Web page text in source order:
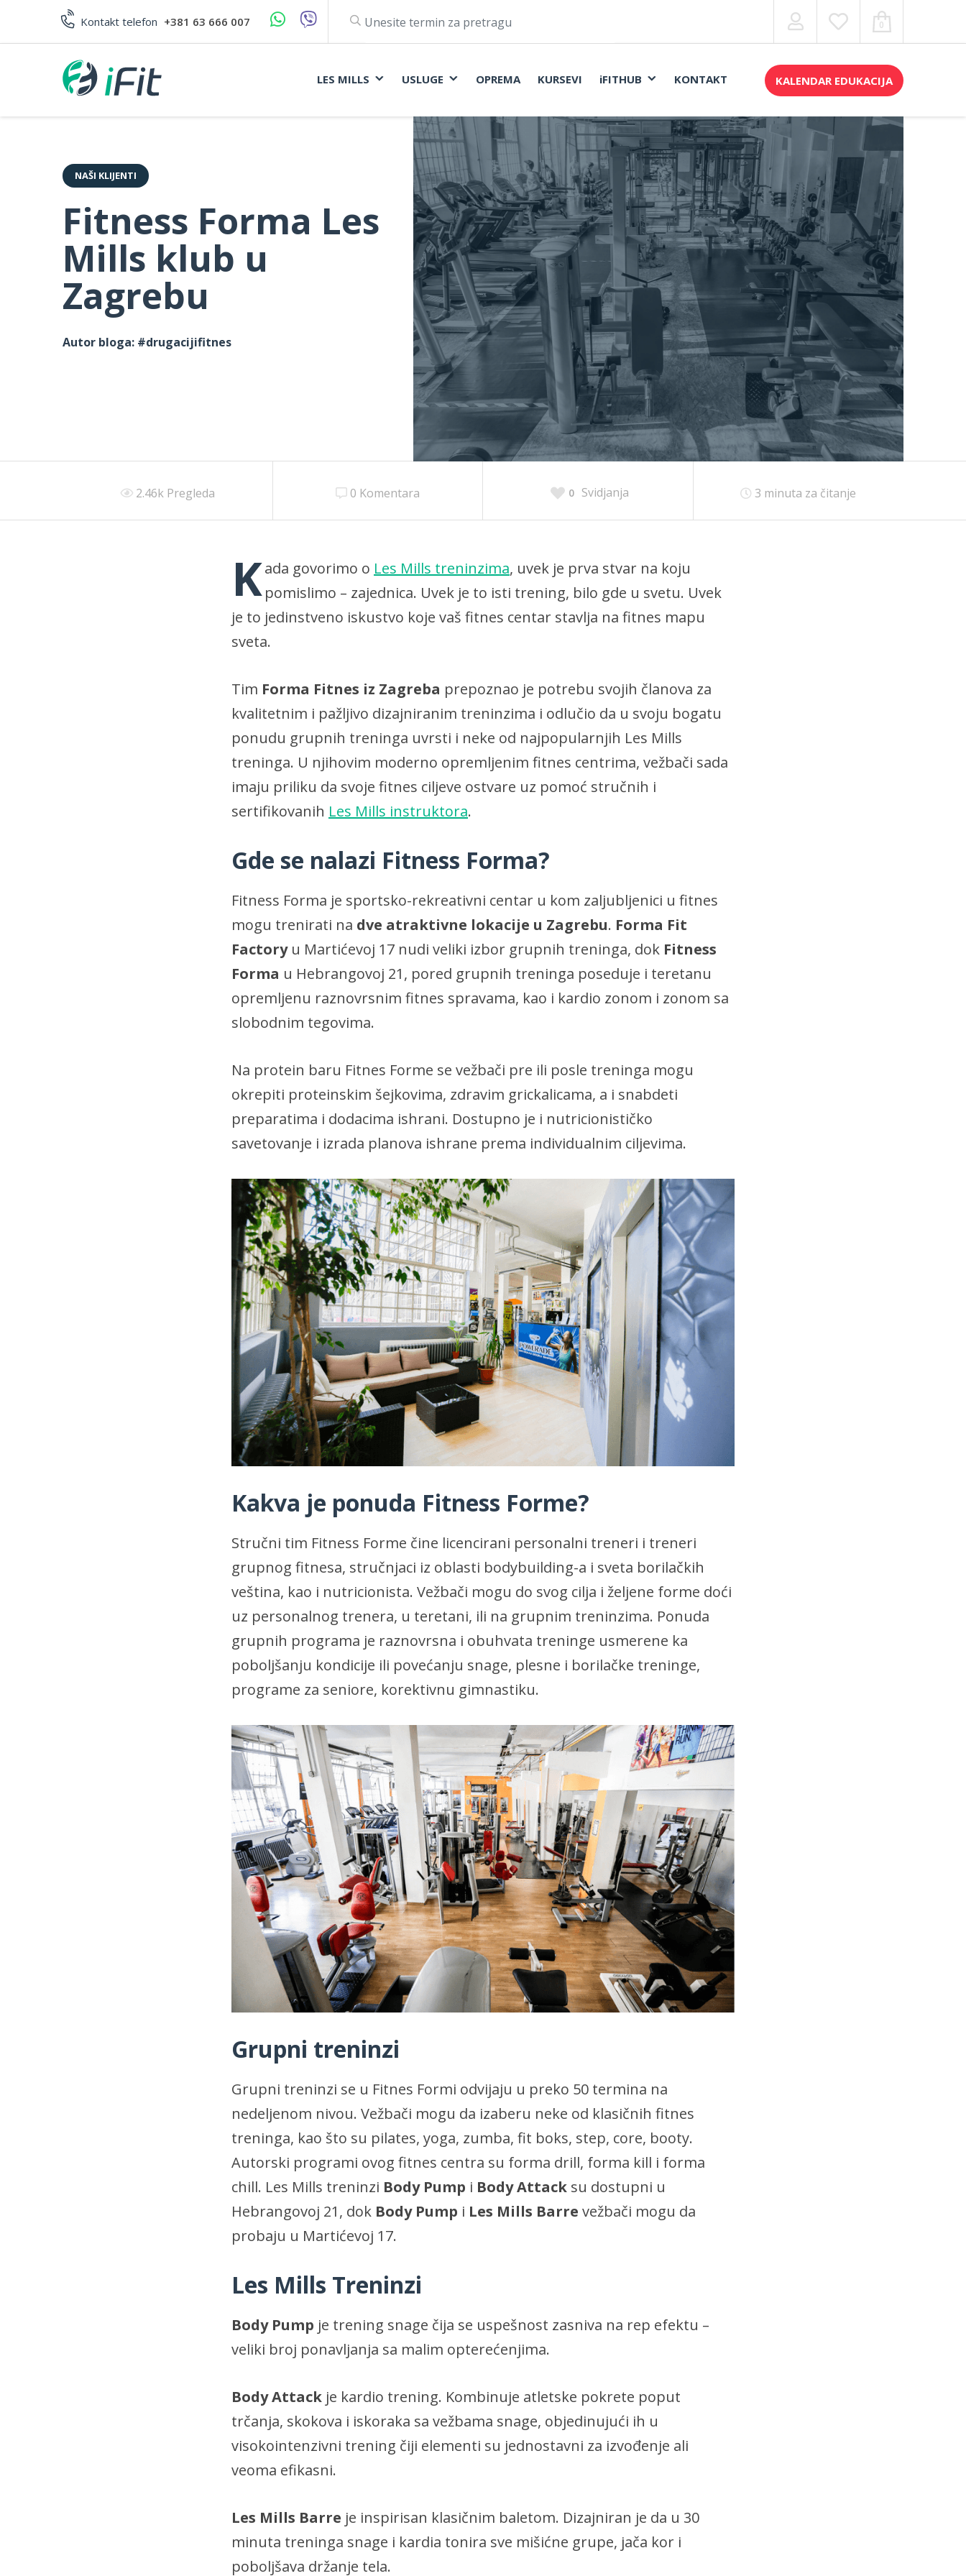
Kontakt telefon +381 63 666 007 0
LES MILLS USLUGE OPREMA KURSEVI iFITHUB KONTAKT KALENDAR EDUKACIJA
NAŠI KLIJENTI
Fitness Forma Les
Mills klub u
Zagrebu
Autor bloga: #drugacijifitnes
2.46k Pregleda 0 Komentara 0 Svidjanja 3 minuta za čitanje
Kada govorimo o Les Mills treninzima, uvek je prva stvar na koju
pomislimo – zajednica. Uvek je to isti trening, bilo gde u svetu. Uvek
je to jedinstveno iskustvo koje vaš fitnes centar stavlja na fitnes mapu
sveta.
Tim Forma Fitnes iz Zagreba prepoznao je potrebu svojih članova za
kvalitetnim i pažljivo dizajniranim treninzima i odlučio da u svoju bogatu
ponudu grupnih treninga uvrsti i neke od najpopularnjih Les Mills
treninga. U njihovim moderno opremljenim fitnes centrima, vežbači sada
imaju priliku da svoje fitnes ciljeve ostvare uz pomoć stručnih i
sertifikovanih Les Mills instruktora.
Gde se nalazi Fitness Forma?
Fitness Forma je sportsko-rekreativni centar u kom zaljubljenici u fitnes
mogu trenirati na dve atraktivne lokacije u Zagrebu. Forma Fit
Factoryu Martićevoj 17 nudi veliki izbor grupnih treninga, dok Fitness
Forma u Hebrangovoj 21, pored grupnih treninga poseduje i teretanu
opremljenu raznovrsnim fitnes spravama, kao i kardio zonom i zonom sa
slobodnim tegovima.
Na protein baru Fitnes Forme se vežbači pre ili posle treninga mogu
okrepiti proteinskim šejkovima, zdravim grickalicama, a i snabdeti
preparatima i dodacima ishrani. Dostupno je i nutricionističko
savetovanje i izrada planova ishrane prema individualnim ciljevima.
Kakva je ponuda Fitness Forme?
Stručni tim Fitness Forme čine licencirani personalni treneri i treneri
grupnog fitnesa, stručnjaci iz oblasti bodybuilding-a i sveta borilačkih
veština, kao i nutricionista. Vežbači mogu do svog cilja i željene forme doći
uz personalnog trenera, u teretani, ili na grupnim treninzima. Ponuda
grupnih programa je raznovrsna i obuhvata treninge usmerene ka
poboljšanju kondicije ili povećanju snage, plesne i borilačke treninge,
programe za seniore, korektivnu gimnastiku.
Grupni treninzi
Grupni treninzi se u Fitnes Formi odvijaju u preko 50 termina na
nedeljenom nivou. Vežbači mogu da izaberu neke od klasičnih fitnes
treninga, kao što su pilates, yoga, zumba, fit boks, step, core, booty.
Autorski programi ovog fitnes centra su forma drill, forma kill i forma
chill. Les Mills treninzi Body Pump i Body Attack su dostupni u
Hebrangovoj 21, dok Body Pump i Les Mills Barre vežbači mogu da
probaju u Martićevoj 17.
Les Mills Treninzi
Body Pump je trening snage čija se uspešnost zasniva na rep efektu –
veliki broj ponavljanja sa malim opterećenjima.
Body Attack je kardio trening. Kombinuje atletske pokrete poput
trčanja, skokova i iskoraka sa vežbama snage, objedinujući ih u
visokointenzivni trening čiji elementi su jednostavni za izvođenje ali
veoma efikasni.
Les Mills Barre je inspirisan klasičnim baletom. Dizajniran je da u 30
minuta treninga snage i kardia tonira sve mišićne grupe, jača kor i
poboljšava držanje tela.